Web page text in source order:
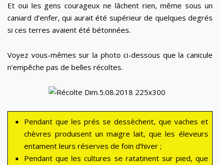
Et oui les gens courageux ne lâchent rien, même sous un
caniard d’enfer, qui aurait été supérieur de quelques degrés
si ces terres avaient été bétonnées.
Voyez vous-mêmes sur la photo ci-dessous que la canicule
n’empêche pas de belles récoltes.
Pendant que les prés se dessèchent, que vaches et
chèvres produisent un maigre lait, que les éleveurs
entament leurs réserves de foin d’hiver ;
Pendant que les cultures se ratatinent sur pied, que